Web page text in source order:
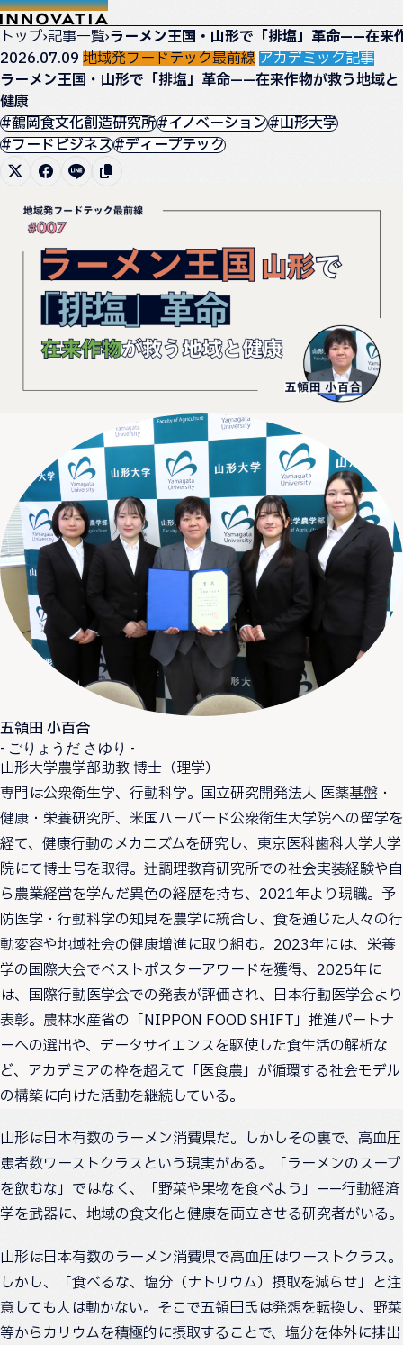
トップ›記事一覧›ラーメン王国・山形で「排塩」革命——在来
2026.07.09 地域発フードテック最前線アカデミック記事
ラーメン王国・山形で「排塩」革命——在来作物が救う地域と
健康
#鶴岡食文化創造研究所#イノベーション#山形大学
#フードビジネス#ディープテック
五領田 小百合
- ごりょうだ さゆり -
山形大学農学部助教 博士（理学）
専門は公衆衛生学、行動科学。国立研究開発法人 医薬基盤・
健康・栄養研究所、米国ハーバード公衆衛生大学院への留学を
経て、健康行動のメカニズムを研究し、東京医科歯科大学大学
院にて博士号を取得。辻調理教育研究所での社会実装経験や自
ら農業経営を学んだ異色の経歴を持ち、2021年より現職。予
防医学・行動科学の知見を農学に統合し、食を通じた人々の行
動変容や地域社会の健康増進に取り組む。2023年には、栄養
学の国際大会でベストポスターアワードを獲得、2025年に
は、国際行動医学会での発表が評価され、日本行動医学会より
表彰。農林水産省の「NIPPON FOOD SHIFT」推進パートナ
ーへの選出や、データサイエンスを駆使した食生活の解析な
ど、アカデミアの枠を超えて「医食農」が循環する社会モデル
の構築に向けた活動を継続している。
山形は日本有数のラーメン消費県だ。しかしその裏で、高血圧
患者数ワーストクラスという現実がある。「ラーメンのスープ
を飲むな」ではなく、「野菜や果物を食べよう」——行動経済
学を武器に、地域の食文化と健康を両立させる研究者がいる。
山形は日本有数のラーメン消費県で高血圧はワーストクラス。
しかし、「食べるな、塩分（ナトリウム）摂取を減らせ」と注
意しても人は動かない。そこで五領田氏は発想を転換し、野菜
等からカリウムを積極的に摂取することで、塩分を体外に排出